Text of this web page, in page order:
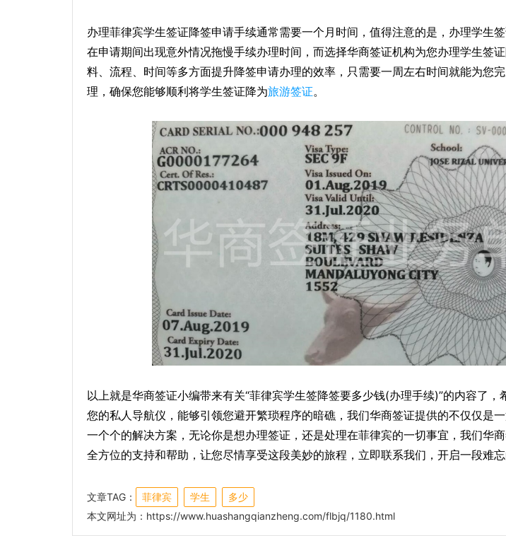
办理菲律宾学生签证降签申请手续通常需要一个月时间，值得注意的是，办理学生
在申请期间出现意外情况拖慢手续办理时间，而选择华商签证机构为您办理学生签
料、流程、时间等多方面提升降签申请办理的效率，只需要一周左右时间就能为您
理，确保您能够顺利将学生签证降为旅游签证。
以上就是华商签证小编带来有关“菲律宾学生签降签要多少钱(办理手续)”的内容了，
您的私人导航仪，能够引领您避开繁琐程序的暗礁，我们华商签证提供的不仅仅是
一个个的解决方案，无论你是想办理签证，还是处理在菲律宾的一切事宜，我们华
全方位的支持和帮助，让您尽情享受这段美妙的旅程，立即联系我们，开启一段难忘
文章TAG： 菲律宾 学生
多少
本文网址为： https://www.huashangqianzheng.com/flbjq/1180.html